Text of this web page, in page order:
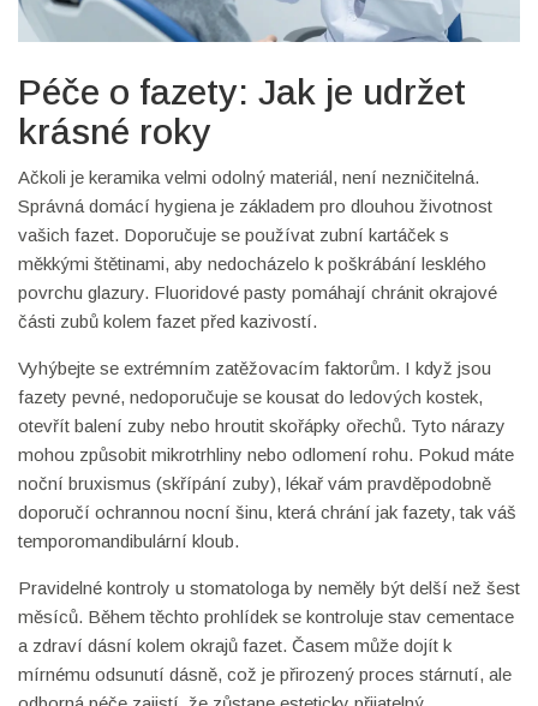
Péče o fazety: Jak je udržet
krásné roky
Ačkoli je keramika velmi odolný materiál, není nezničitelná.
Správná domácí hygiena je základem pro dlouhou životnost
vašich fazet. Doporučuje se používat zubní kartáček s
měkkými štětinami, aby nedocházelo k poškrábání lesklého
povrchu glazury. Fluoridové pasty pomáhají chránit okrajové
části zubů kolem fazet před kazivostí.
Vyhýbejte se extrémním zatěžovacím faktorům. I když jsou
fazety pevné, nedoporučuje se kousat do ledových kostek,
otevřít balení zuby nebo hroutit skořápky ořechů. Tyto nárazy
mohou způsobit mikrotrhliny nebo odlomení rohu. Pokud máte
noční bruxismus (skřípání zuby), lékař vám pravděpodobně
doporučí ochrannou nocní šinu, která chrání jak fazety, tak váš
temporomandibulární kloub.
Pravidelné kontroly u stomatologa by neměly být delší než šest
měsíců. Během těchto prohlídek se kontroluje stav cementace
a zdraví dásní kolem okrajů fazet. Časem může dojít k
mírnému odsunutí dásně, což je přirozený proces stárnutí, ale